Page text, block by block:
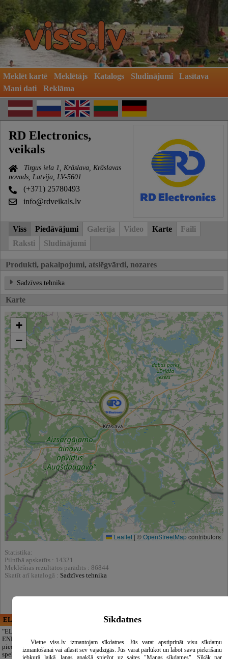
Meklēt kartē Meklētājs Katalogs Sludinājumi
Lasītava
Mani dati
Reklāma
RD Electronics,
veikals
Tirgus iela 1, Krāslava, Krāslavas
novads, Latvija, LV-5601
(+371) 25780493
info@rdveikals.lv
Viss Piedāvājumi Galerija Video Karte
Faili
Raksti
Sludinājumi
Produkti, pakalpojumi, atslēgvārdi, nozares
Sadzīves tehnika
Karte
+
−
Leaflet | ©OpenStreetMapcontributors
Statistika:
Pilnībā apskatīts : 14321
Meklēšnas rezultātos parādīts : 86844
Skatīt arī katalogā : Sadzīves tehnika
ELECTRIC ENERGY
"ELECTRIC
ENERGY Kandava"
piedāvā pilna
spektra
CĒSU APBEDĪŠANAS
Cieņpilnas atvadas
bez liekām raizēm.
Mēs parūpēsimies
Sīkdatnes
Vietne viss.lv izmantojam sīkdatnes. Jūs varat apstiprināt visu sīkdatņu
izmantošanai vai atlasīt sev vajadzīgās. Jūs varat pārlūkot un labot savu piekrišanu
jebkurā laikā, lapas apakšā spiežot uz saites "Manas sīkdatnes". Sīkāk par